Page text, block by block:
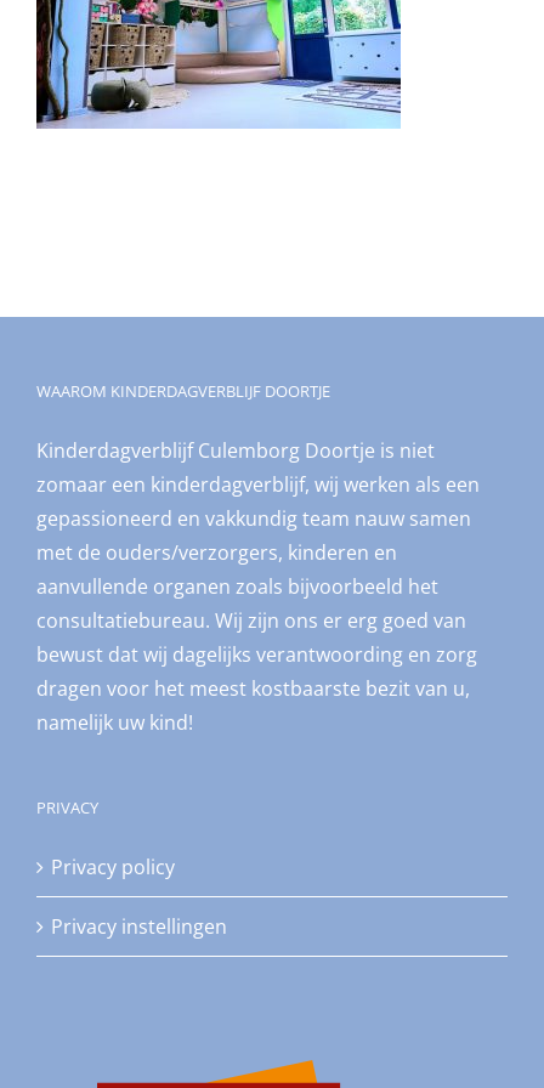
WAAROM KINDERDAGVERBLIJF DOORTJE
Kinderdagverblijf Culemborg Doortje is niet
zomaar een kinderdagverblijf, wij werken als een
gepassioneerd en vakkundig team nauw samen
met de ouders/verzorgers, kinderen en
aanvullende organen zoals bijvoorbeeld het
consultatiebureau. Wij zijn ons er erg goed van
bewust dat wij dagelijks verantwoording en zorg
dragen voor het meest kostbaarste bezit van u,
namelijk uw kind!
PRIVACY
Privacy policy
Privacy instellingen